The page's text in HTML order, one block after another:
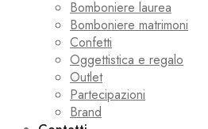
Bomboniere laurea
Bomboniere matrimoni
Confetti
Oggettistica e regalo
Outlet
Partecipazioni
Brand